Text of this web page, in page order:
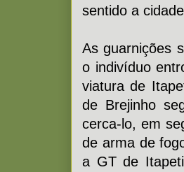
sentido a
As guarnições
o indivíduo
viatura de
de Brejinho
cerca-lo, em
de arma de
a GT de